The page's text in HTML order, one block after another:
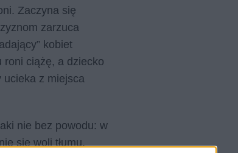
Zaczyna się
zarzuca
kobiet
roni ciążę, a dziecko
z miejsca
nie bez powodu: w
się woli tłumu.